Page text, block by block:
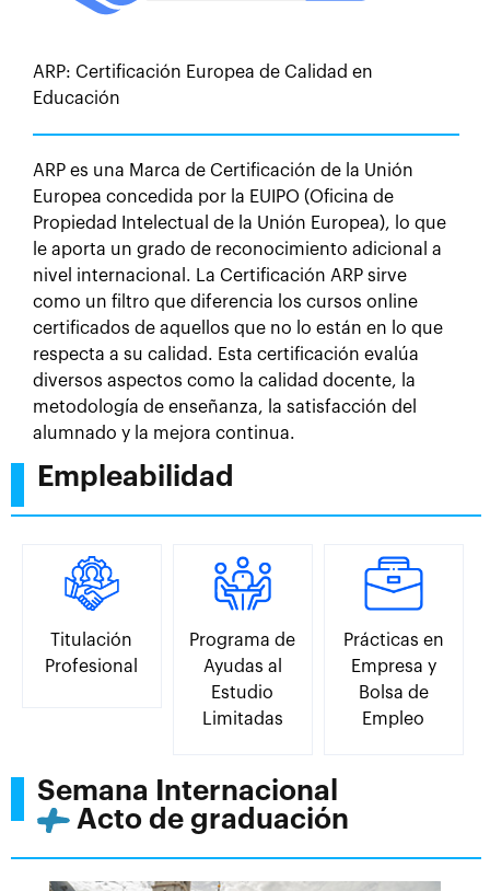
ARP: Certificación Europea de Calidad en
Educación
ARP es una Marca de Certificación de la Unión
Europea concedida por la EUIPO (Oficina de
Propiedad Intelectual de la Unión Europea), lo que
le aporta un grado de reconocimiento adicional a
nivel internacional. La Certificación ARP sirve
como un filtro que diferencia los cursos online
certificados de aquellos que no lo están en lo que
respecta a su calidad. Esta certificación evalúa
diversos aspectos como la calidad docente, la
metodología de enseñanza, la satisfacción del
alumnado y la mejora continua.
Empleabilidad
Titulación
Profesional
Programa de
Ayudas al
Estudio
Limitadas
Prácticas en
Empresa y
Bolsa de
Empleo
Semana Internacional
Acto de graduación